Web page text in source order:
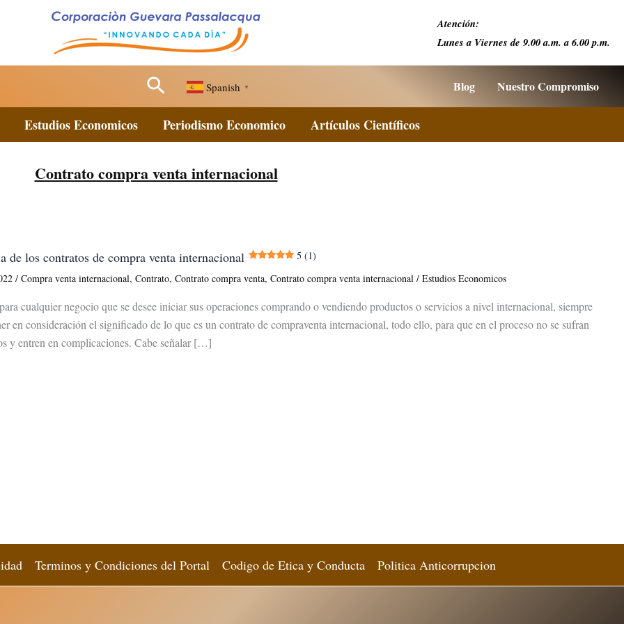
Atención:
Lunes a Viernes de 9.00 a.m. a 6.00 p.m.
Buscar Spanish ▼ Blog Nuestro Compromiso
Estudios Economicos Periodismo Economico Artículos Científicos
Contrato compra venta internacional
de los contratos de compra venta internacional
5 (1)
/ Compra venta internacional, Contrato, Contrato compra venta, Contrato compra venta internacional / Estudios Economicos
cualquier negocio que se desee iniciar sus operaciones comprando o vendiendo productos o servicios a nivel internacional, siempre
en consideración el significado de lo que es un contrato de compraventa internacional, todo ello, para que en el proceso no se sufran
y entren en complicaciones. Cabe señalar […]
Terminos y Condiciones del Portal Codigo de Etica y Conducta Politica Anticorrupcion